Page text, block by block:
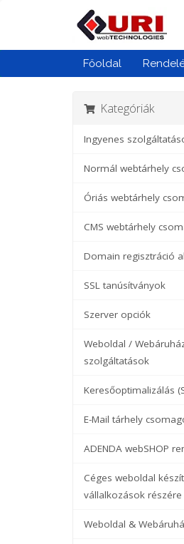
Főoldal
Kategóriák
Ingyenes
Normál webtárhely
Óriás webtárhely
CMS webtárhely
Domain regisztráció
SSL tanúsítványok
Szerver opciók
Weboldal /
szolgáltatások
Keresőoptimalizálás
E-Mail tárhely
ADENDA webSHOP
Céges weboldal
vállalkozások részére
Weboldal &